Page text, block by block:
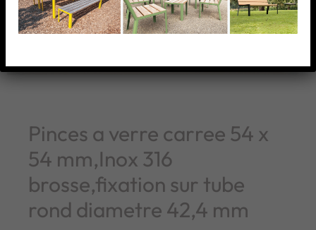
Pinces a verre carree 54 x
54 mm,Inox 316
brosse,fixation sur tube
rond diametre 42,4 mm